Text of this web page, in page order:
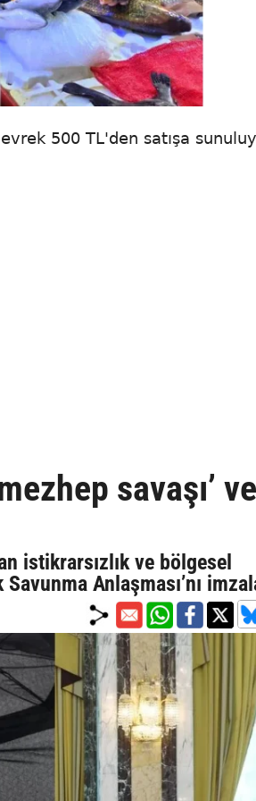
500 TL'den satışa
savaşı’ ve
istikrarsızlık ve bölgesel
Anlaşması’nı